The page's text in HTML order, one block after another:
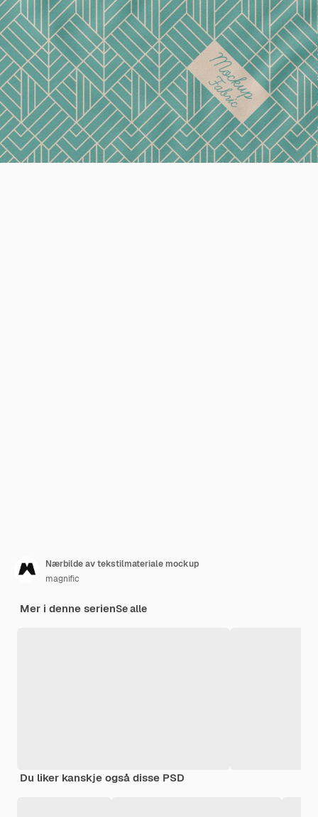
Nærbilde av tekstilmateriale mockup
magnific
Mer i denne serienSe alle
Du liker kanskje også disse PSD